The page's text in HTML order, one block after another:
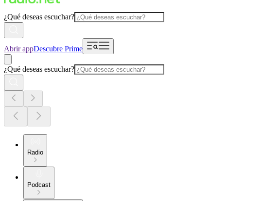
¿Qué deseas escuchar?
Abrir appDescubre Prime
¿Qué deseas escuchar?
Radio
Podcast